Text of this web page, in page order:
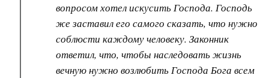
вопросом хотел искусить Господа. Господь
же заставил его самого сказать, что нужно
соблюсти каждому человеку. Законник
ответил, что, чтобы наследовать жизнь
вечную нужно возлюбить Господа Бога всем